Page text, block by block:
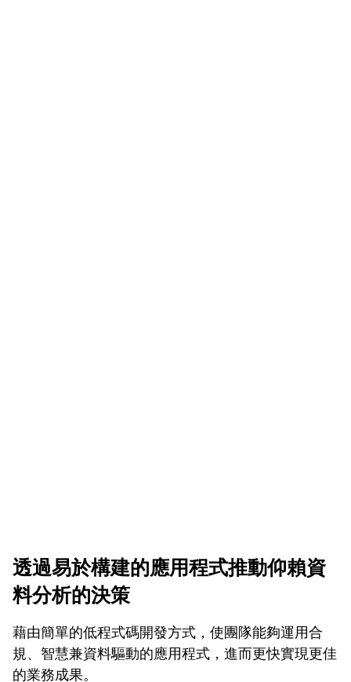
透過易於構建的應用程式推動仰賴資
料分析的決策
藉由簡單的低程式碼開發方式，使團隊能夠運用合
規、智慧兼資料驅動的應用程式，進而更快實現更佳
的業務成果。